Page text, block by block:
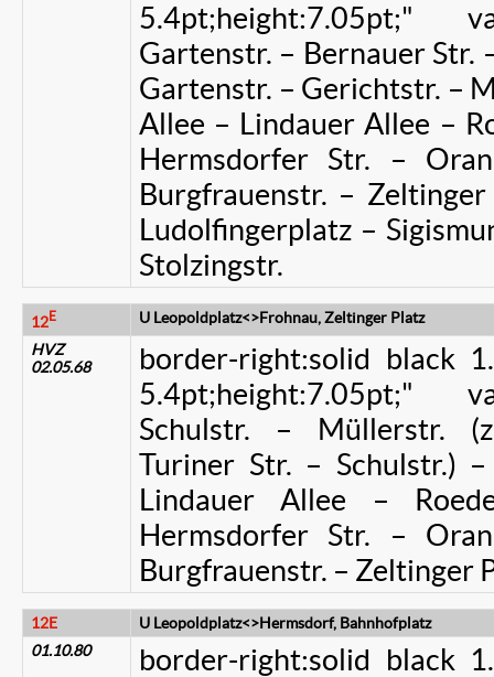
5.4pt;height:7.05pt;"
Gartenstr. – Bernauer Str.
Gartenstr. – Gerichtstr. –
Allee – Lindauer Allee –
Hermsdorfer Str. –
Burgfrauenstr. –
Ludolfingerplatz –
Stolzingstr.
12E
U Leopoldplatz<>Frohnau, Zeltinger Platz
HVZ
02.05.68
border-right:solid black
5.4pt;height:7.05pt;"
Schulstr. – Müllerstr.
Turiner Str. – Schulstr.)
Lindauer Allee –
Hermsdorfer Str. –
Burgfrauenstr. – Zeltinger
12E
U Leopoldplatz<>Hermsdorf, Bahnhofplatz
01.10.80
border-right:solid black